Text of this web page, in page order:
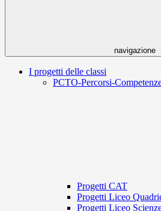
navigazione
I progetti delle classi
PCTO-Percorsi-
Progetti CAT
Progetti Liceo
Progetti Liceo